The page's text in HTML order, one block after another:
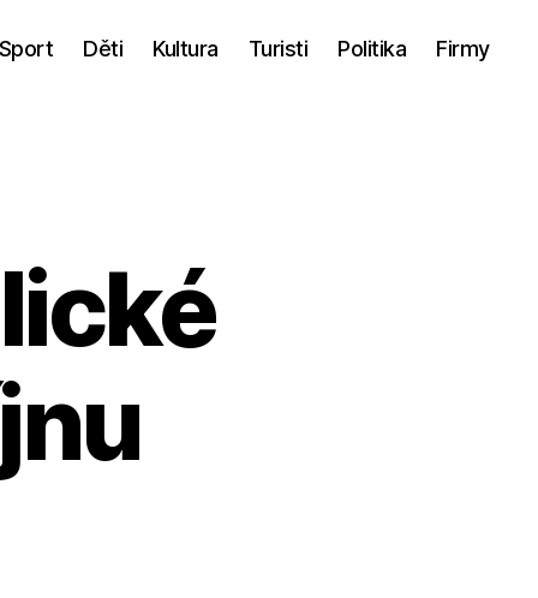
Sport Děti Kultura Turisti Politika Firmy